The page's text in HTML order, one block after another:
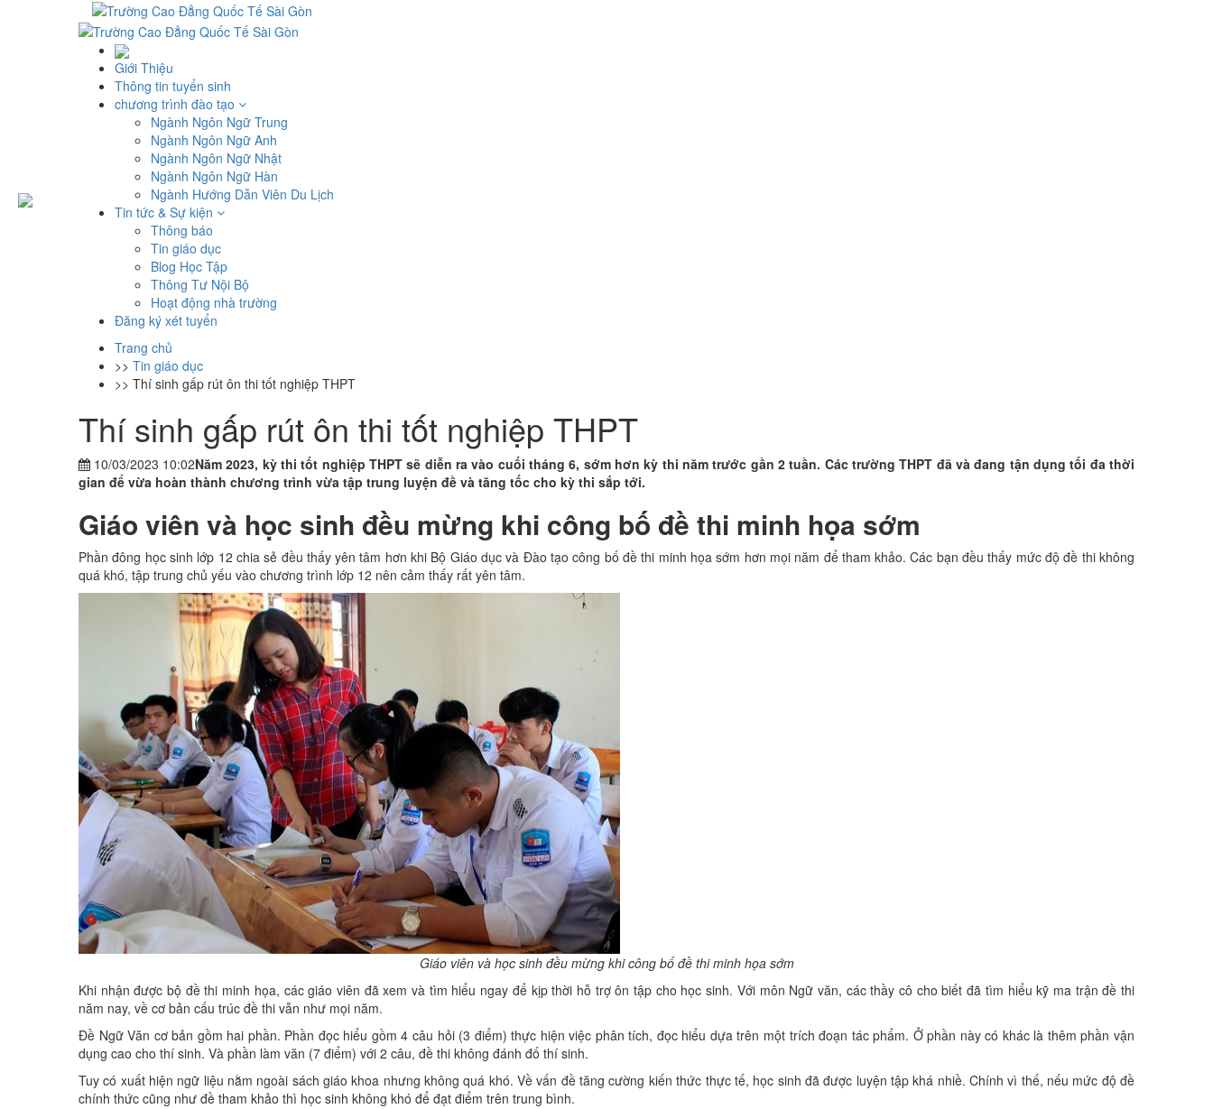
Giới Thiệu
Thông tin tuyển sinh
chương trình đào tạo
Ngành Ngôn Ngữ Trung
Ngành Ngôn Ngữ Anh
Ngành Ngôn Ngữ Nhật
Ngành Ngôn Ngữ Hàn
Ngành Hướng Dẫn Viên Du Lịch
Tin tức & Sự kiện
Thông báo
Tin giáo dục
Blog Học Tập
Thông Tư Nội Bộ
Hoạt động nhà trường
Đăng ký xét tuyển
Trang chủ
>> Tin giáo dục
>> Thí sinh gấp rút ôn thi tốt nghiệp THPT
Thí sinh gấp rút ôn thi tốt nghiệp THPT
10/03/2023 10:02Năm 2023, kỳ thi tốt nghiệp THPT sẽ diễn ra vào cuối tháng 6, sớm hơn kỳ thi năm trước gần 2 tuần. Các trường THPT đã và đang tận dụng tối đa thời
gian để vừa hoàn thành chương trình vừa tập trung luyện đề và tăng tốc cho kỳ thi sắp tới.
Giáo viên và học sinh đều mừng khi công bố đề thi minh họa sớm
Phần đông học sinh lớp 12 chia sẻ đều thấy yên tâm hơn khi Bộ Giáo dục và Đào tạo công bố đề thi minh họa sớm hơn mọi năm để tham khảo. Các bạn đều thấy mức độ đề thi không
quá khó, tập trung chủ yếu vào chương trình lớp 12 nên cảm thấy rất yên tâm.
Giáo viên và học sinh đều mừng khi công bố đề thi minh họa sớm
Khi nhận được bộ đề thi minh họa, các giáo viên đã xem và tìm hiểu ngay để kịp thời hỗ trợ ôn tập cho học sinh. Với môn Ngữ văn, các thầy cô cho biết đã tìm hiểu kỹ ma trận đề thi
năm nay, về cơ bản cấu trúc đề thi vẫn như mọi năm.
Đề Ngữ Văn cơ bản gồm hai phần. Phần đọc hiểu gồm 4 câu hỏi (3 điểm) thực hiện việc phân tích, đọc hiểu dựa trên một trích đoạn tác phẩm. Ở phần này có khác là thêm phần vận
dụng cao cho thí sinh. Và phần làm văn (7 điểm) với 2 câu, đề thi không đánh đố thí sinh.
Tuy có xuất hiện ngữ liệu nằm ngoài sách giáo khoa nhưng không quá khó. Về vấn đề tăng cường kiến thức thực tế, học sinh đã được luyện tập khá nhiề. Chính vì thế, nếu mức độ đề
chính thức cũng như đề tham khảo thì học sinh không khó để đạt điểm trên trung bình.